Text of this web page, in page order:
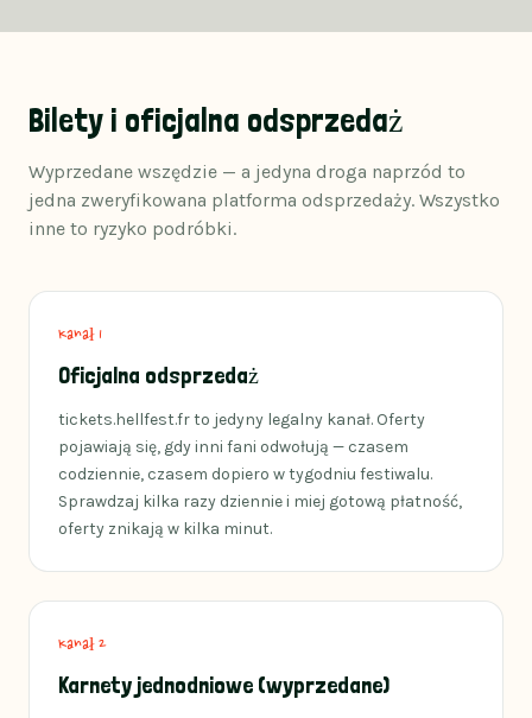
Bilety i oficjalna odsprzedaż
Wyprzedane wszędzie — a jedyna droga naprzód to
jedna zweryfikowana platforma odsprzedaży. Wszystko
inne to ryzyko podróbki.
Kanał 1
Oficjalna odsprzedaż
tickets.hellfest.fr to jedyny legalny kanał. Oferty
pojawiają się, gdy inni fani odwołują — czasem
codziennie, czasem dopiero w tygodniu festiwalu.
Sprawdzaj kilka razy dziennie i miej gotową płatność,
oferty znikają w kilka minut.
Kanał 2
Karnety jednodniowe (wyprzedane)